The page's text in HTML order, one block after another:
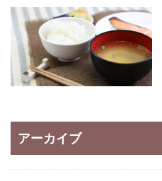
アーカイブ